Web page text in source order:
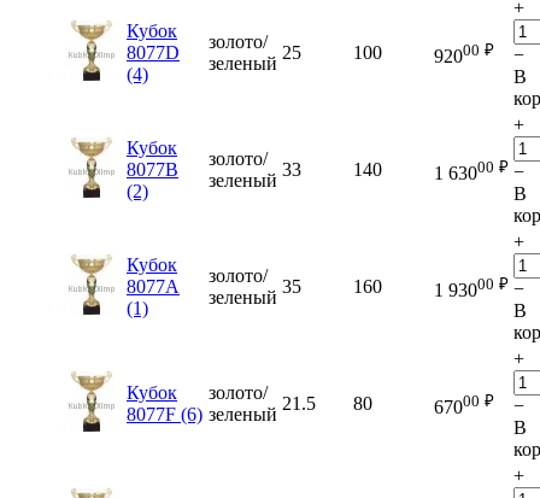
Кубок
8077D
(4)
золото/
зеленый
25 100 92000 ₽
+
−
В
Кубок
8077B
(2)
золото/
зеленый
33 140 1 63000 ₽
+
−
В
Кубок
8077A
(1)
золото/
зеленый
35 160 1 93000 ₽
+
−
В
Кубок
8077F (6)
золото/
зеленый
21.5 80 67000 ₽
+
−
В
+